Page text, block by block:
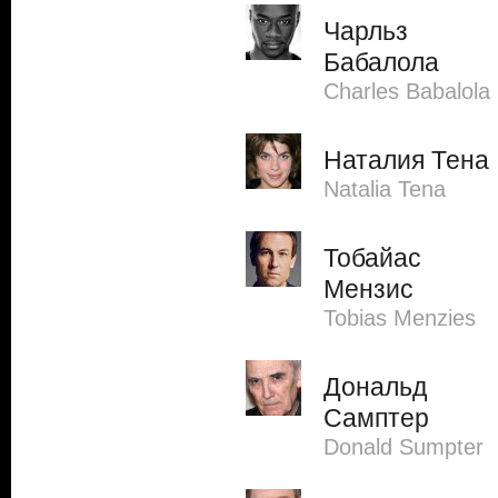
Чарльз
Бабалола
Charles Babalola
Наталия Тена
Natalia Tena
Тобайас
Мензис
Tobias Menzies
Дональд
Самптер
Donald Sumpter